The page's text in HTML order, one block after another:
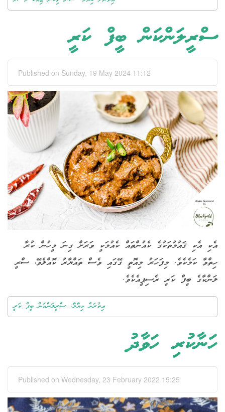
ސްރީލަންކަން ބީފް ކަރީ
Published on Sunday, 19 May 2024 11:12
އެކި އެކި ޤައުމުތަކުގެ ކެއުންތައް ކެއުމަކީ ވަރަށް ގިނަ މީހުން ކުރާ
ހިތްވާ ކަމެކެވެ. މިފަހަރު މިއޮތީ ގޭގައި ވެސް ތައްޔާރު ކޮއްލެވޭ، ސްރީ
ލަންކާގެ ބީފް ކަރީ ރެސިޕީއެކެވެ.
އިތުރަށް ކިޔާލާ: ސްރީލަންކަން ބީފް ކަރީ
ހަނާކުރި ހަވާދު
Published on Wednesday, 23 February 2022 15:25